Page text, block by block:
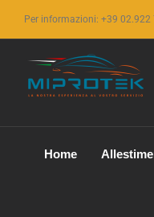
Salta
al
contenuto
Per informazioni: +39 02.922
Home